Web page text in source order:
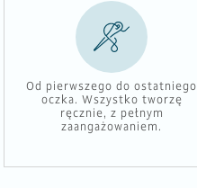
Od pierwszego do ostatniego
oczka. Wszystko tworzę
ręcznie, z pełnym
zaangażowaniem.